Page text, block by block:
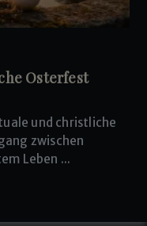
Osterfest
und christliche
zwischen
Leben ...